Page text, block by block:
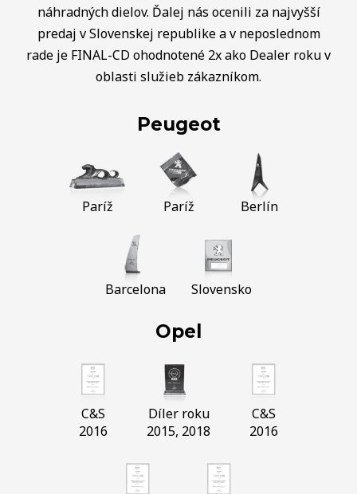
náhradných dielov. Ďalej nás ocenili za najvyšší
predaj v Slovenskej republike a v neposlednom
rade je FINAL-CD ohodnotené 2x ako Dealer roku v
oblasti služieb zákazníkom.
Peugeot
Paríž Paríž Berlín
Barcelona Slovensko
Opel
C&S
2016
Díler roku
2015, 2018
C&S
2016